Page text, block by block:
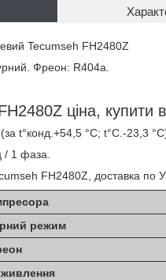
Tecumseh FH2480Z
Фреон: R404a.
ціна, купити в
t°конд.+54,5 °C; t°С.-23,3
/ 1 фаза.
FH2480Z, доставка по
режим